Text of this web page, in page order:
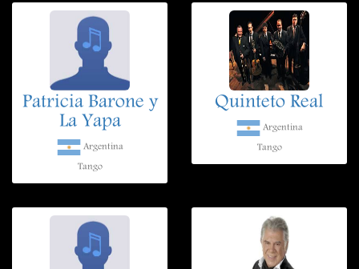
Patricia Barone y
La Yapa
Argentina
Tango
Quinteto Real
Argentina
Tango